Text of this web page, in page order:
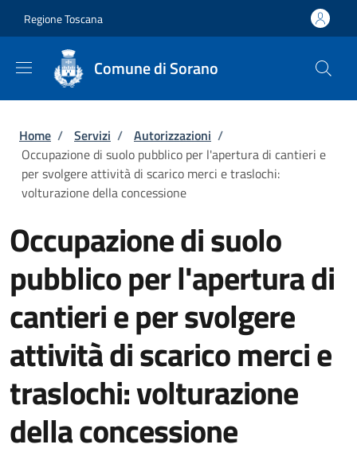
Regione Toscana
Comune di Sorano
Briciole di pane
Home / Servizi / Autorizzazioni /
Occupazione di suolo pubblico per l'apertura di cantieri e
per svolgere attività di scarico merci e traslochi:
volturazione della concessione
Occupazione di suolo
pubblico per l'apertura di
cantieri e per svolgere
attività di scarico merci e
traslochi: volturazione
della concessione